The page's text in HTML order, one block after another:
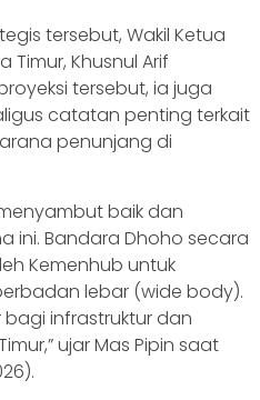
tersebut, Wakil Ketua
Timur, Khusnul Arif
tersebut, ia juga
catatan penting terkait
penunjang di
baik dan
ini. Bandara Dhoho secara
Kemenhub untuk
lebar (wide body).
infrastruktur dan
ujar Mas Pipin saat